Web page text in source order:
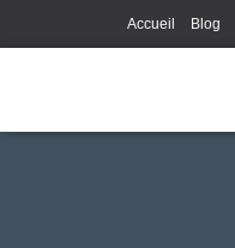
Accueil Blog